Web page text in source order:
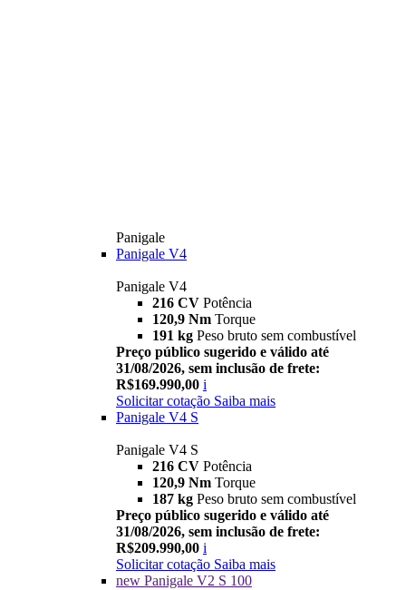
Panigale
Panigale V4
Panigale V4
216 CV Potência
120,9 Nm Torque
191 kg Peso bruto sem combustível
Preço público sugerido e válido até
31/08/2026, sem inclusão de frete:
R$169.990,00 i
Solicitar cotação Saiba mais
Panigale V4 S
Panigale V4 S
216 CV Potência
120,9 Nm Torque
187 kg Peso bruto sem combustível
Preço público sugerido e válido até
31/08/2026, sem inclusão de frete:
R$209.990,00 i
Solicitar cotação Saiba mais
new Panigale V2 S 100